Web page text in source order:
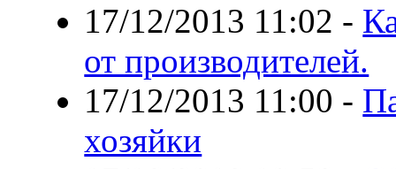
17/12/2013 11:02 -
от производителей.
17/12/2013 11:00 -
хозяйки